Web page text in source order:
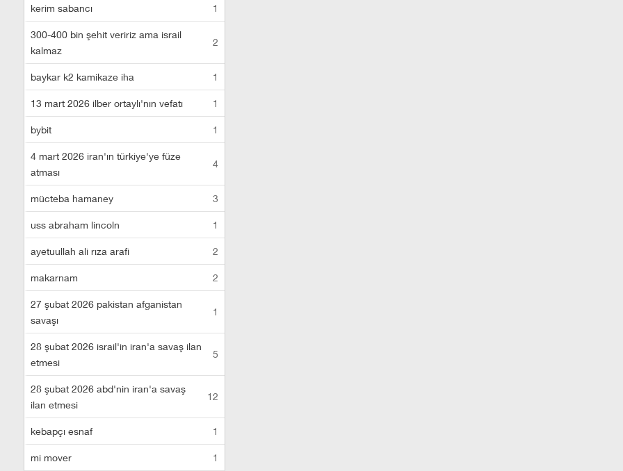
kerim sabancı 1
300-400 bin şehit veririz ama israil
kalmaz
2
baykar k2 kamikaze iha 1
13 mart 2026 ilber ortaylı'nın vefatı 1
bybit 1
4 mart 2026 iran'ın türkiye'ye füze
atması
4
mücteba hamaney 3
uss abraham lincoln 1
ayetuullah ali rıza arafi 2
makarnam 2
27 şubat 2026 pakistan afganistan
savaşı
1
28 şubat 2026 israil'in iran'a savaş ilan
etmesi
5
28 şubat 2026 abd'nin iran'a savaş
ilan etmesi
12
kebapçı esnaf 1
mi mover 1